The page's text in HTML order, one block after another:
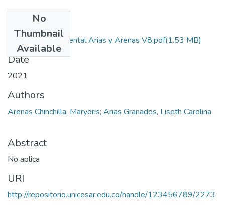
No
Thumbnail
Available
Proyecto salud mental Arias y Arenas V8.pdf(1.53 MB)
Date
2021
Authors
Arenas Chinchilla, Maryoris; Arias Granados, Liseth Carolina
Abstract
No aplica
URI
http://repositorio.unicesar.edu.co/handle/123456789/2273